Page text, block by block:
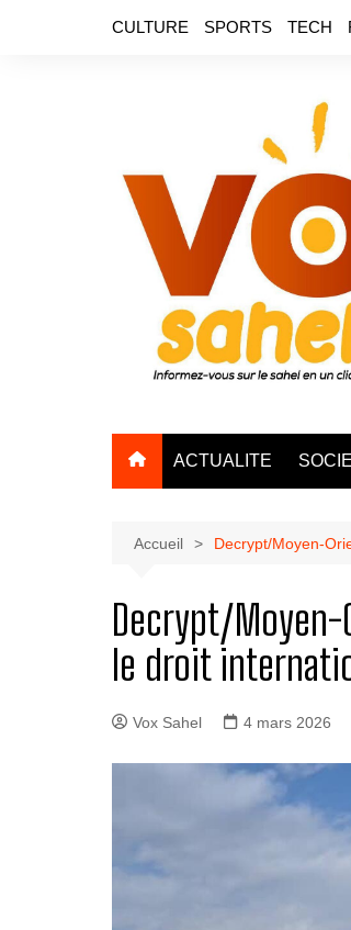
CULTURE SPORTS TECH
ACTUALITE
Accueil Decrypt/Moyen-
Decrypt/
le droit
Vox Sahel 4 mars 2026